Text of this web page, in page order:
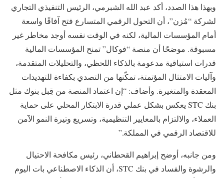
وبهذا هذا الصدد، أكد عبد الله الشبرمي، الرئيس التنفيذي التجاري
لشركة “مُزن”، أن التحول الرقمي المتسارع فتح آفاقًا واسعة
أمام المؤسسات المالية، لكنه في الوقت نفسه أوجد مخاطر غير
مسبوقة. موضحًا أن منصة “فوكال” تمنح المؤسسات المالية
قدرات استباقية مدعومة بالذكاء اللحظي، والتحليلات المتقدمة،
وآليات الامتثال المؤتمتة، تمكّنها من التصدي بكفاءة للتهديدات
المعقدة والمتغيرة. وأضاف: “إن اعتماد المنصة من قِبل بنوك مثل
بنك STC يعكس بشكل عملي قدرة الابتكار المحلي على حماية
العملاء، والالتزام بالمعايير التنظيمية، وتسريع وتيرة النمو الآمن
للاقتصاد الرقمي في المملكة.”
ومن جانبه، أوضح إبراهيم القحطاني، رئيس مكافحة الاحتيال
والرشوة والفساد في بنك STC، أن الذكاء الاصطناعي بات اليوم